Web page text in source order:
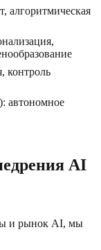
алгоритмическая
контроль
автономное
AI
и рынок AI, мы